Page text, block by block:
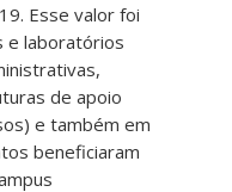
Esse valor foi
e laboratórios
de apoio
e também em
beneficiaram